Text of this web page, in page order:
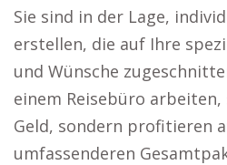
Sie sind in der Lage,
erstellen, die auf Ihre
und Wünsche
einem Reisebüro
Geld, sondern profitieren
umfassenderen